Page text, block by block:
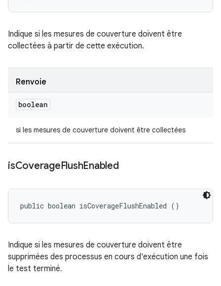
Indique si les mesures de couverture doivent être
collectées à partir de cette exécution.
Renvoie
boolean
si les mesures de couverture doivent être collectées
isCoverageFlushEnabled
public boolean isCoverageFlushEnabled ()
Indique si les mesures de couverture doivent être
supprimées des processus en cours d'exécution une fois
le test terminé.